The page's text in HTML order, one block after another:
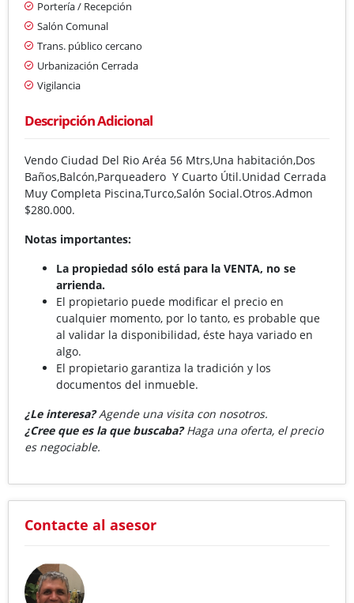
Portería / Recepción
Salón Comunal
Trans. público cercano
Urbanización Cerrada
Vigilancia
Descripción Adicional
Vendo Ciudad Del Rio Aréa 56 Mtrs,Una habitación,Dos
Baños,Balcón,Parqueadero Y Cuarto Útil.Unidad Cerrada
Muy Completa Piscina,Turco,Salón Social.Otros.Admon
$280.000.
Notas importantes:
La propiedad sólo está para la VENTA, no se
arrienda.
El propietario puede modificar el precio en
cualquier momento, por lo tanto, es probable que
al validar la disponibilidad, éste haya variado en
algo.
El propietario garantiza la tradición y los
documentos del inmueble.
¿Le interesa?Agende una visita con nosotros.
¿Cree que es la que buscaba?Haga una oferta, el precio
es negociable.
Contacte al asesor